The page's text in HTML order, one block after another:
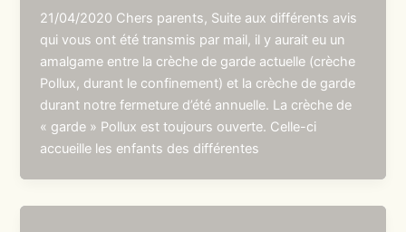
21/04/2020 Chers parents, Suite aux différents avis
qui vous ont été transmis par mail, il y aurait eu un
amalgame entre la crèche de garde actuelle (crèche
Pollux, durant le confinement) et la crèche de garde
durant notre fermeture d’été annuelle. La crèche de
« garde » Pollux est toujours ouverte. Celle-ci
accueille les enfants des différentes